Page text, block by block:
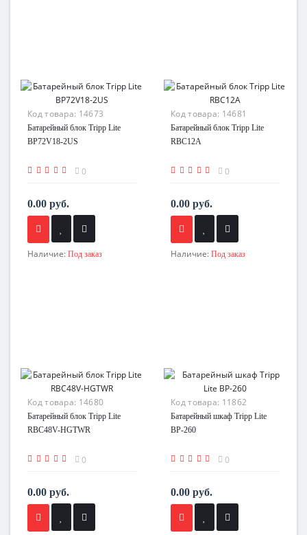
Код товара: 14673
Батарейный блок Tripp Lite
BP72V18-2US
0
0.00 руб.
Наличие: Под заказ
Код товара: 14681
Батарейный блок Tripp Lite
RBC12A
0
0.00 руб.
Наличие: Под заказ
Код товара: 14680
Батарейный блок Tripp Lite
RBC48V-HGTWR
0
0.00 руб.
Код товара: 11862
Батарейный шкаф Tripp Lite
BP-260
0
0.00 руб.